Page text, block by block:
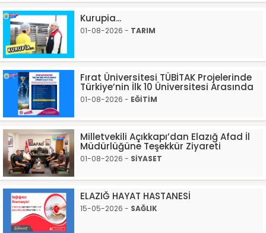
Kurupia...
01-08-2026 - TARIM
Fırat Üniversitesi TÜBİTAK Projelerinde
Türkiye’nin İlk 10 Üniversitesi Arasında
01-08-2026 - EĞİTİM
Milletvekili Açıkkapı’dan Elazığ Afad İl
Müdürlüğüne Teşekkür Ziyareti
01-08-2026 - SİYASET
ELAZIĞ HAYAT HASTANESİ
15-05-2026 - SAĞLIK